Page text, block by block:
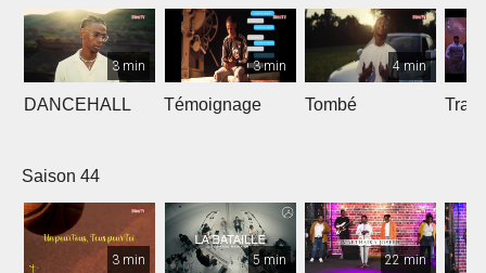
3 min
DANCEHALL
3 min
Témoignage
4 min
Tombé
Saison 44
3 min 5 min 22 min